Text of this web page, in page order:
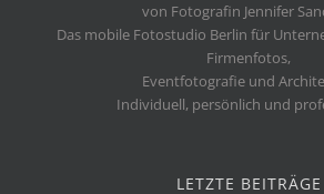
von Fotografin Jennifer
Das mobile Fotostudio Berlin für
Firmenfotos,
Eventfotografie und
Individuell, persönlich und
LETZTE BEITRÄGE